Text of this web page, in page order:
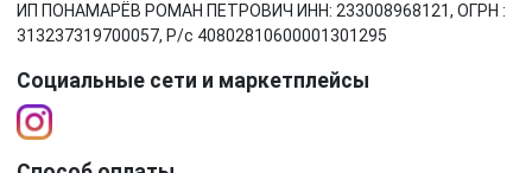
ИП ПОНАМАРЁВ РОМАН ПЕТРОВИЧ ИНН: 233008968121, ОГРН :
313237319700057, Р/c 40802810600001301295
Социальные сети и маркетплейсы